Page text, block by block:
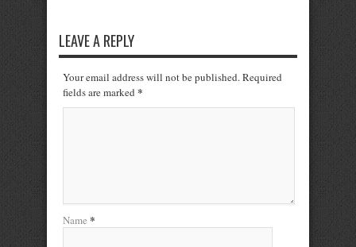
LEAVE A REPLY
Your email address will not be published. Required
fields are marked *
Name *